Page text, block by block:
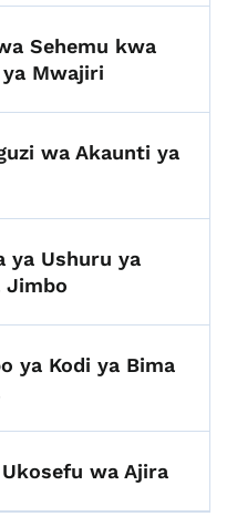
Sehemu kwa
Mwajiri
wa Akaunti ya
ya Ushuru ya
Jimbo
ya Kodi ya Bima
wa Ajira